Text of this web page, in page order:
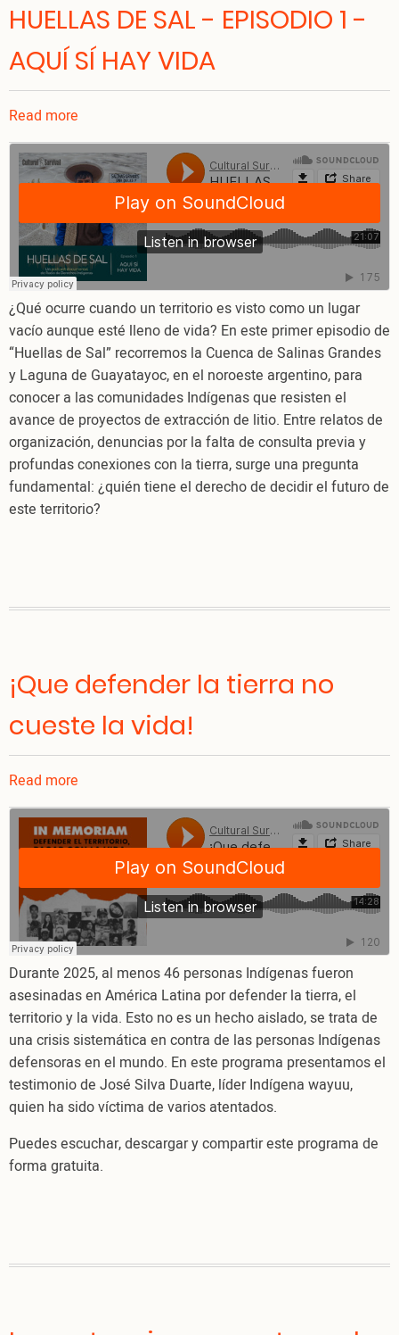
HUELLAS DE SAL - EPISODIO 1 -
AQUÍ SÍ HAY VIDA
Read more
HUELLAS
DE
SAL
EPISODIO
1
-
AQUÍ
SÍ
HAY
VIDA
¿Qué ocurre cuando un territorio es visto como un lugar
vacío aunque esté lleno de vida? En este primer episodio de
“Huellas de Sal” recorremos la Cuenca de Salinas Grandes
y Laguna de Guayatayoc, en el noroeste argentino, para
conocer a las comunidades Indígenas que resisten el
avance de proyectos de extracción de litio. Entre relatos de
organización, denuncias por la falta de consulta previa y
profundas conexiones con la tierra, surge una pregunta
fundamental: ¿quién tiene el derecho de decidir el futuro de
este territorio?
¡Que defender la tierra no
cueste la vida!
Read more
¡Que
defender
la
no
cueste
la
vida!
Durante 2025, al menos 46 personas Indígenas fueron
asesinadas en América Latina por defender la tierra, el
territorio y la vida. Esto no es un hecho aislado, se trata de
una crisis sistemática en contra de las personas Indígenas
defensoras en el mundo. En este programa presentamos el
testimonio de José Silva Duarte, líder Indígena wayuu,
quien ha sido víctima de varios atentados.
Puedes escuchar, descargar y compartir este programa de
forma gratuita.